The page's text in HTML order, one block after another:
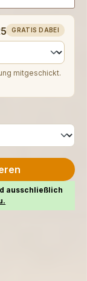
GRATIS DABEI
g)
mitgeschickt.
ausschließlich